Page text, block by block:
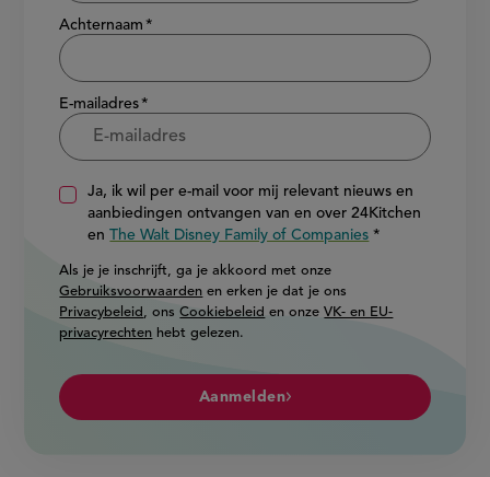
Achternaam
E-mailadres
Ja, ik wil per e-mail voor mij relevant nieuws en
aanbiedingen ontvangen van en over 24Kitchen
enThe Walt Disney Family of Companies
Als je je inschrijft, ga je akkoord met onze
Gebruiksvoorwaarden en erken je dat je ons
Privacybeleid , onsCookiebeleid en onzeVK- en EU-
privacyrechten hebt gelezen.
Aanmelden